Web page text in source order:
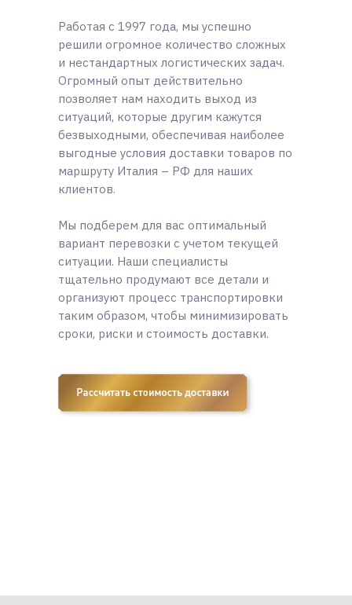
Работая с 1997 года, мы успешно
решили огромное количество сложных
и нестандартных логистических задач.
Огромный опыт действительно
позволяет нам находить выход из
ситуаций, которые другим кажутся
безвыходными, обеспечивая наиболее
выгодные условия доставки товаров по
маршруту Италия – РФ для наших
клиентов.
Мы подберем для вас оптимальный
вариант перевозки с учетом текущей
ситуации. Наши специалисты
тщательно продумают все детали и
организуют процесс транспортировки
таким образом, чтобы минимизировать
сроки, риски и стоимость доставки.